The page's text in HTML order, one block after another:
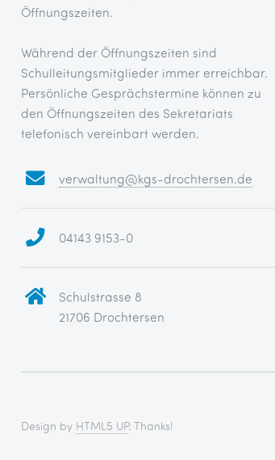
Öffnungszeiten.
Während der Öffnungszeiten sind
Schulleitungsmitglieder immer erreichbar.
Persönliche Gesprächstermine können zu
den Öffnungszeiten des Sekretariats
telefonisch vereinbart werden.
verwaltung@kgs-drochtersen.de
04143 9153-0
Schulstrasse 8
21706 Drochtersen
Design by HTML5 UP. Thanks!